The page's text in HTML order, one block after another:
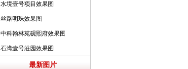
设备制造效果
水境壹号项目效果图
丝路明珠效果图
中科翰林苑砚熙府效果图
石湾壹号莊园效果图
最新图片